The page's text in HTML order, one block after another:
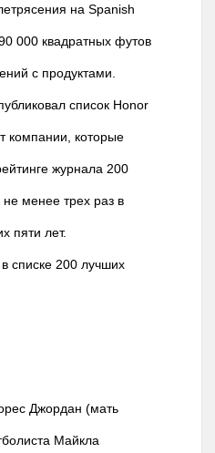
на Spanish
000 квадратных футов
с продуктами.
список Honor
компании, которые
журнала 200
менее трех раз в
пяти лет.
списке 200 лучших
Джордан (мать
Майкла